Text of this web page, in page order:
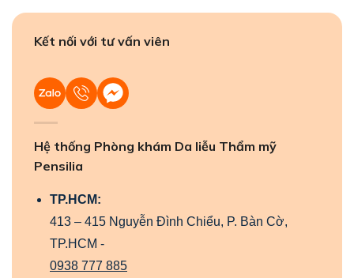
Kết nối với tư vấn viên
Hệ thống Phòng khám Da liễu Thẩm mỹ
Pensilia
TP.HCM:
413 – 415 Nguyễn Đình Chiểu, P. Bàn Cờ,
TP.HCM -
0938 777 885